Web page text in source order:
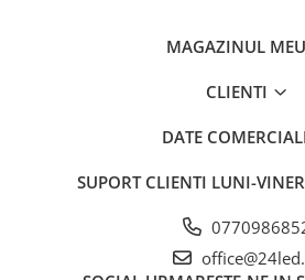
MAGAZINUL MEU
CLIENTI
DATE
SUPORT CLIENTI LUNI-